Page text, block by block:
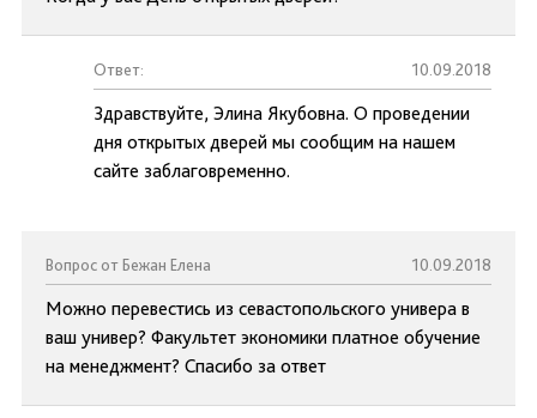
Ответ: 10.09.2018
Здравствуйте, Элина Якубовна. О проведении
дня открытых дверей мы сообщим на нашем
сайте заблаговременно.
Вопрос от Бежан Елена 10.09.2018
Можно перевестись из севастопольского универа в
ваш универ? Факультет экономики платное обучение
на менеджмент? Спасибо за ответ